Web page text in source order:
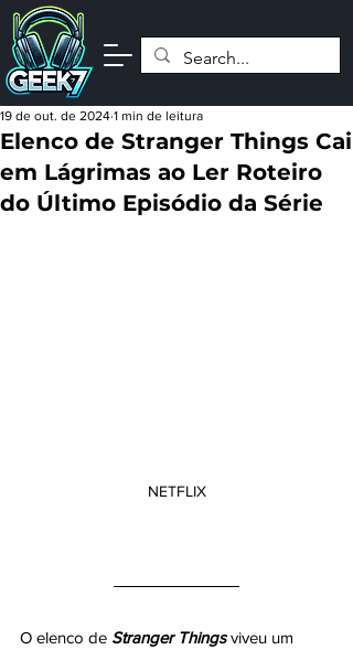
Elenco de Stranger Things Cai
em Lágrimas ao Ler Roteiro
do Último Episódio da Série
19 de out. de 2024 1 min de leitura
NETFLIX
O elenco de Stranger Things viveu um